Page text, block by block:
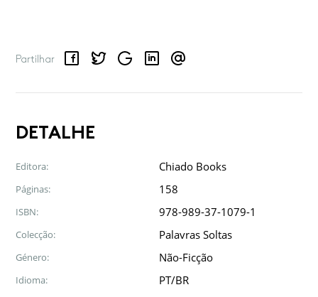
Partilhar
FacebookTwitterGoogle LinkedInEmail
DETALHE
Editora: Chiado Books
Páginas: 158
ISBN: 978-989-37-1079-1
Colecção: Palavras Soltas
Género: Não-Ficção
Idioma: PT/BR